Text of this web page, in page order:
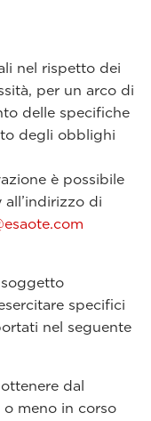
nel rispetto dei
per un arco di
delle specifiche
degli obblighi
è possibile
all’indirizzo di
specifici
nel seguente
dal
o meno in corso